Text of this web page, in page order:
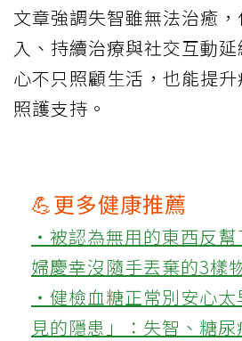
文章強調失智雖無法治癒
入、持續治療與社交互動
心不只照顧生活，也能提
照護支持。
💪更多健康推薦
‧被認為無用的東西反
婦慶幸沒隨手丟棄的3樣
‧健檢血糖正常別安心
見的隱患」：失智、糖